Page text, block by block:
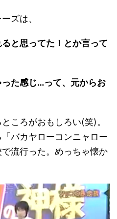
ズは、
と思ってた！とか言って
った感じ…って、元からお
ころがおもしろい(笑)。
バカヤローコンニャロー
流行った。めっちゃ懐か